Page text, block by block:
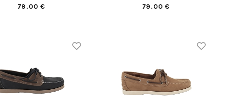
79.00 €
79.00 €